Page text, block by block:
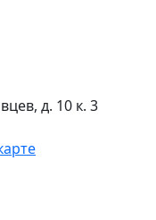
д. 10 к. 3